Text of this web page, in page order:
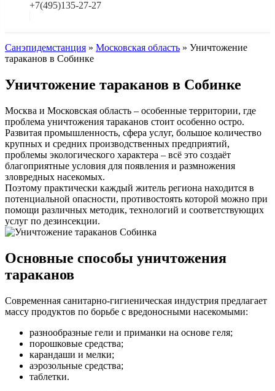
+7(495)135-27-27
Санэпидемстанция » Московская область » Уничтожение
тараканов в Собинке
Уничтожение тараканов в Собинке
Москва и Московская область – особенные территории, где
проблема уничтожения тараканов стоит особенно остро.
Развитая промышленность, сфера услуг, большое количество
крупных и средних производственных предприятий,
проблемы экологического характера – всё это создаёт
благоприятные условия для появления и размножения
зловредных насекомых.
Поэтому практически каждый житель региона находится в
потенциальной опасности, противостоять которой можно при
помощи различных методик, технологий и соответствующих
услуг по дезинсекции.
Основные способы уничтожения
тараканов
Современная санитарно-гигиеническая индустрия предлагает
массу продуктов по борьбе с вредоносными насекомыми:
разнообразные гели и приманки на основе геля;
порошковые средства;
карандаши и мелки;
аэрозольные средства;
таблетки.